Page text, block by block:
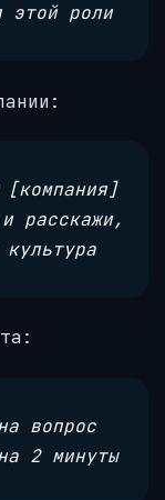
этой роли
[компания]
расскажи,
вопрос
2 минуты